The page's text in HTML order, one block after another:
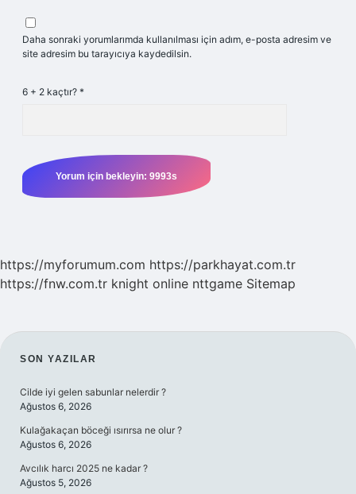
Daha sonraki yorumlarımda kullanılması için adım, e-posta adresim ve
site adresim bu tarayıcıya kaydedilsin.
6 + 2 kaçtır? *
https://myforumum.com https://parkhayat.com.tr
https://fnw.com.tr knight online nttgame Sitemap
SIDEBAR
SON YAZILAR
Cilde iyi gelen sabunlar nelerdir ?
Ağustos 6, 2026
Kulağakaçan böceği ısırırsa ne olur ?
Ağustos 6, 2026
Avcılık harcı 2025 ne kadar ?
Ağustos 5, 2026